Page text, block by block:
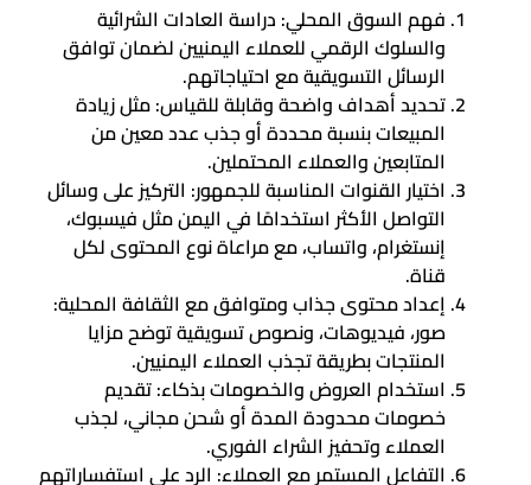
فهم السوق المحلي: دراسة العادات الشرائية
والسلوك الرقمي للعملاء اليمنيين لضمان توافق
الرسائل التسويقية مع احتياجاتهم.
تحديد أهداف واضحة وقابلة للقياس: مثل زيادة
المبيعات بنسبة محددة أو جذب عدد معين من
المتابعين والعملاء المحتملين.
اختيار القنوات المناسبة للجمهور: التركيز على وسائل
التواصل الأكثر استخدامًا في اليمن مثل فيسبوك،
إنستغرام، واتساب، مع مراعاة نوع المحتوى لكل
قناة.
إعداد محتوى جذاب ومتوافق مع الثقافة المحلية:
صور، فيديوهات، ونصوص تسويقية توضح مزايا
المنتجات بطريقة تجذب العملاء اليمنيين.
استخدام العروض والخصومات بذكاء: تقديم
خصومات محدودة المدة أو شحن مجاني، لجذب
العملاء وتحفيز الشراء الفوري.
التفاعل المستمر مع العملاء: الرد على استفساراتهم